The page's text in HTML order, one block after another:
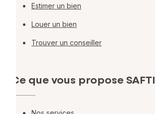
Estimer un bien
Louer un bien
Trouver un conseiller
Ce que vous propose SAFTI